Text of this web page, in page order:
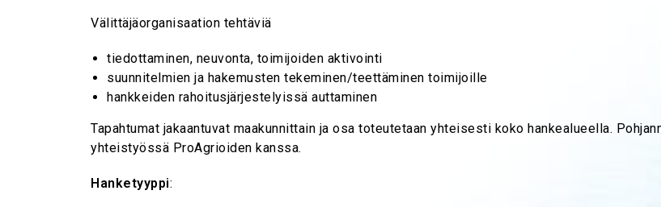
Välittäjäorganisaation tehtäviä
tiedottaminen, neuvonta, toimijoiden aktivointi
suunnitelmien ja hakemusten tekeminen/teettäminen toimijoille
hankkeiden rahoitusjärjestelyissä auttaminen
Tapahtumat jakaantuvat maakunnittain ja osa toteutetaan yhteisesti koko hankealueella.
yhteistyössä ProAgrioiden kanssa.
Hanketyyppi: